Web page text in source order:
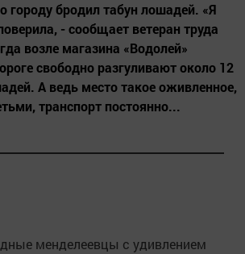
городу бродил табун лошадей. «Я
- сообщает ветеран труда
возле магазина «Водолей»
свободно разгуливают около 12
А ведь место такое оживленное,
транспорт постоянно...
менделеевцы с удивлением